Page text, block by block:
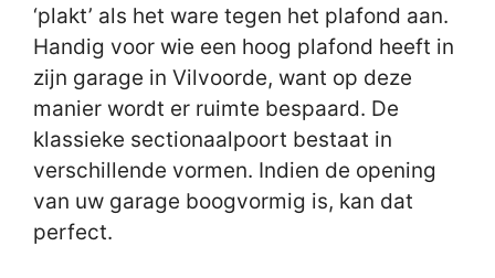
‘plakt’ als het ware tegen het plafond aan.
Handig voor wie een hoog plafond heeft in
zijn garage in Vilvoorde, want op deze
manier wordt er ruimte bespaard. De
klassieke sectionaalpoort bestaat in
verschillende vormen. Indien de opening
van uw garage boogvormig is, kan dat
perfect.